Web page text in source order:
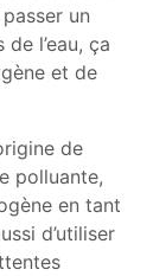
un
l’eau, ça
et de
de
polluante,
en tant
d’utiliser